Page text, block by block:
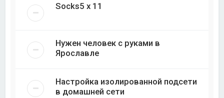
Socks5 x 11
Нужен человек с руками в
Ярославле
Настройка изолированной подсети
в домашней сети